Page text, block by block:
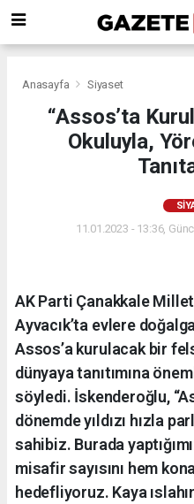
Anasayfa Siyaset
“Assos’ta
Okuluyla,
11.01.2023 - 13:36,
AK Parti Çanakkale
Ayvacık’ta evlere
Assos’a kurulacak bir
dünyaya tanıtımına
söyledi. İskenderoğlu,
dönemde yıldızı hızla
sahibiz. Burada
misafir sayısını hem
hedefliyoruz. Kaya